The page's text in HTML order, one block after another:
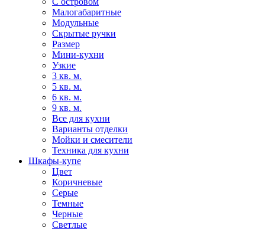
Малогабаритные
Модульные
Скрытые ручки
Размер
Мини-кухни
Узкие
3 кв. м.
5 кв. м.
6 кв. м.
9 кв. м.
Все для кухни
Варианты отделки
Мойки и смесители
Техника для кухни
Шкафы-купе
Цвет
Коричневые
Серые
Темные
Черные
Светлые